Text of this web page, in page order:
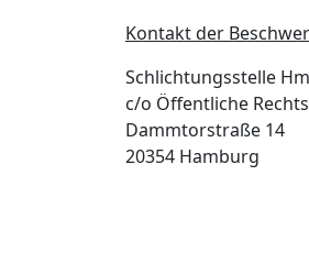
Kontakt der
Schlichtungsstelle
c/o Öffentliche
Dammtorstraße 14
20354 Hamburg